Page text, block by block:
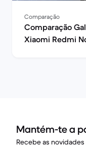
Comparação
Comparação
Xiaomi Redmi
Mantém-te a
Recebe as